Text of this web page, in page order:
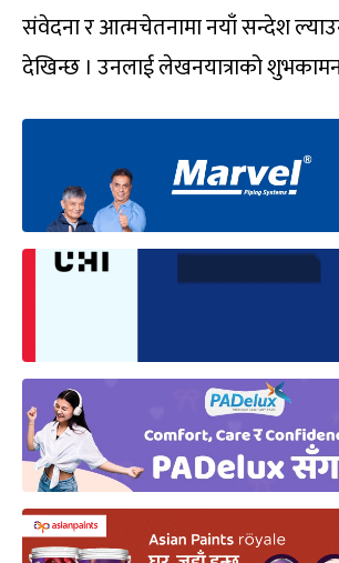
संवेदना र आत्मचेतनामा नयाँ सन्देश
देखिन्छ । उनलाई लेखनयात्राको